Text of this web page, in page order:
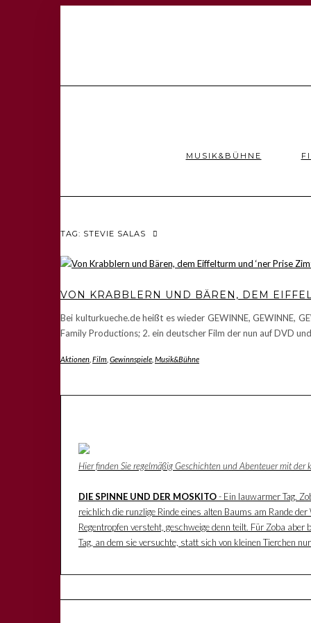
MUSIK&BÜHNE
TAG: STEVIE SALAS
VON KRABBLERN UND BÄREN, DEM
Bei kulturkueche.de heißt es wieder GEWINNE, GEWINNE,
Family Productions; 2. ein deutscher Film der nun auf DVD
Aktionen Film Gewinnspiele Musik&Bühne
Hier finden Sie regelmäßig Geschichten und Abenteuer mit
DIE SPINNE UND DER MOSKITO- Ein lauwarmer Tag.
reichlich die runzlige Rinde eines alten Baums am Rande
Regentropfen versteht, geschweige denn teilt. Für Zoba
Tag, an dem sie versuchte, statt sich von kleinen Tierchen